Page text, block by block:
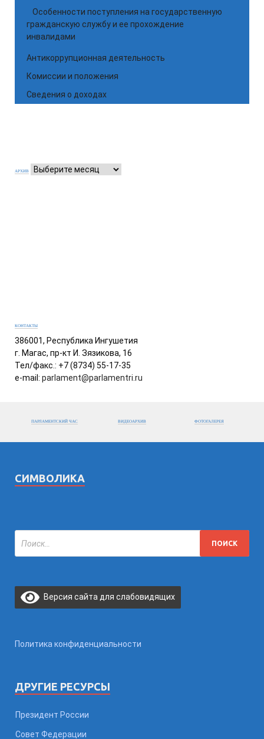
Особенности поступления на государственную
гражданскую службу и ее прохождение
инвалидами
Антикоррупционная деятельность
Комиссии и положения
Сведения о доходах
АРХИВ
КОНТАКТЫ
386001, Республика Ингушетия
г. Магас, пр-кт И. Зязикова, 16
Тел/факс.: +7 (8734) 55-17-35
e-mail: parlament@parlamentri.ru
ПАРЛАМЕНТСКИЙ ЧАС ВИДЕОАРХИВ ФОТОГАЛЕРЕЯ
СИМВОЛИКА
Версия сайта для слабовидящих
Политика конфиденциальности
ДРУГИЕ РЕСУРСЫ
Президент России
Совет Федерации